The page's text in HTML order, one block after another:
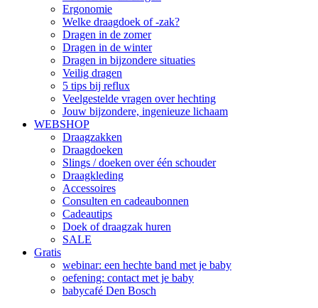
Ergonomie
Welke draagdoek of -zak?
Dragen in de zomer
Dragen in de winter
Dragen in bijzondere situaties
Veilig dragen
5 tips bij reflux
Veelgestelde vragen over hechting
Jouw bijzondere, ingenieuze lichaam
WEBSHOP
Draagzakken
Draagdoeken
Slings / doeken over één schouder
Draagkleding
Accessoires
Consulten en cadeaubonnen
Cadeautips
Doek of draagzak huren
SALE
Gratis
webinar: een hechte band met je baby
oefening: contact met je baby
babycafé Den Bosch